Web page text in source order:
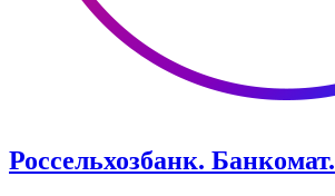
Россельхозбанк. Банкомат.